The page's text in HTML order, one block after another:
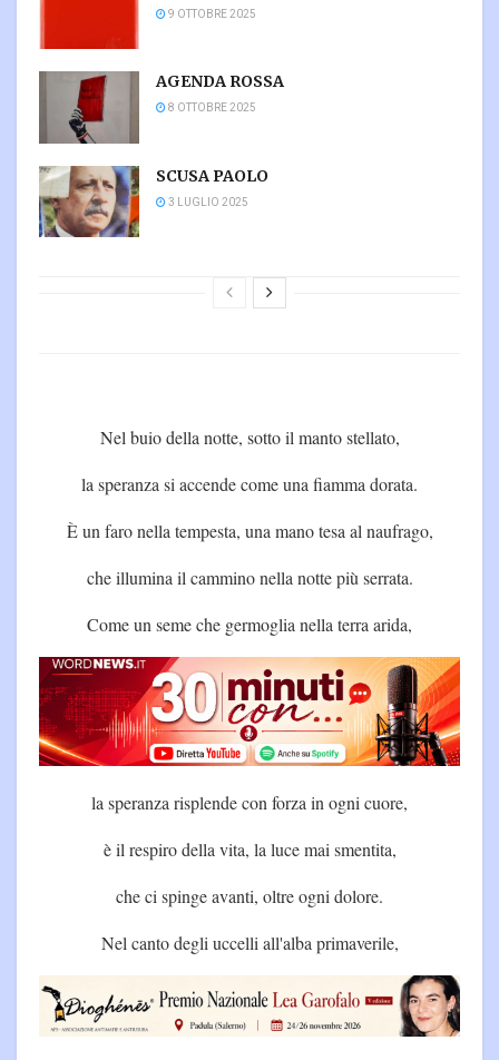
9 OTTOBRE 2025
AGENDA ROSSA
8 OTTOBRE 2025
SCUSA PAOLO
3 LUGLIO 2025
Nel buio della notte, sotto il manto stellato,
la speranza si accende come una fiamma dorata.
È un faro nella tempesta, una mano tesa al naufrago,
che illumina il cammino nella notte più serrata.
Come un seme che germoglia nella terra arida,
la speranza risplende con forza in ogni cuore,
è il respiro della vita, la luce mai smentita,
che ci spinge avanti, oltre ogni dolore.
Nel canto degli uccelli all'alba primaverile,